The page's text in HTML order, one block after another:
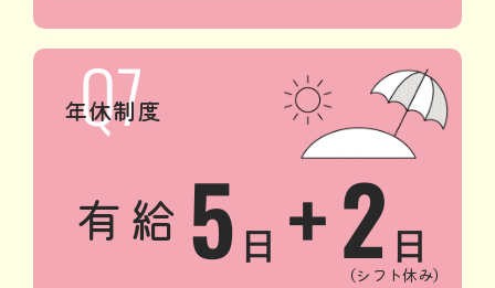
年休制度
有給 5 日 +2 日
（シフト休み）